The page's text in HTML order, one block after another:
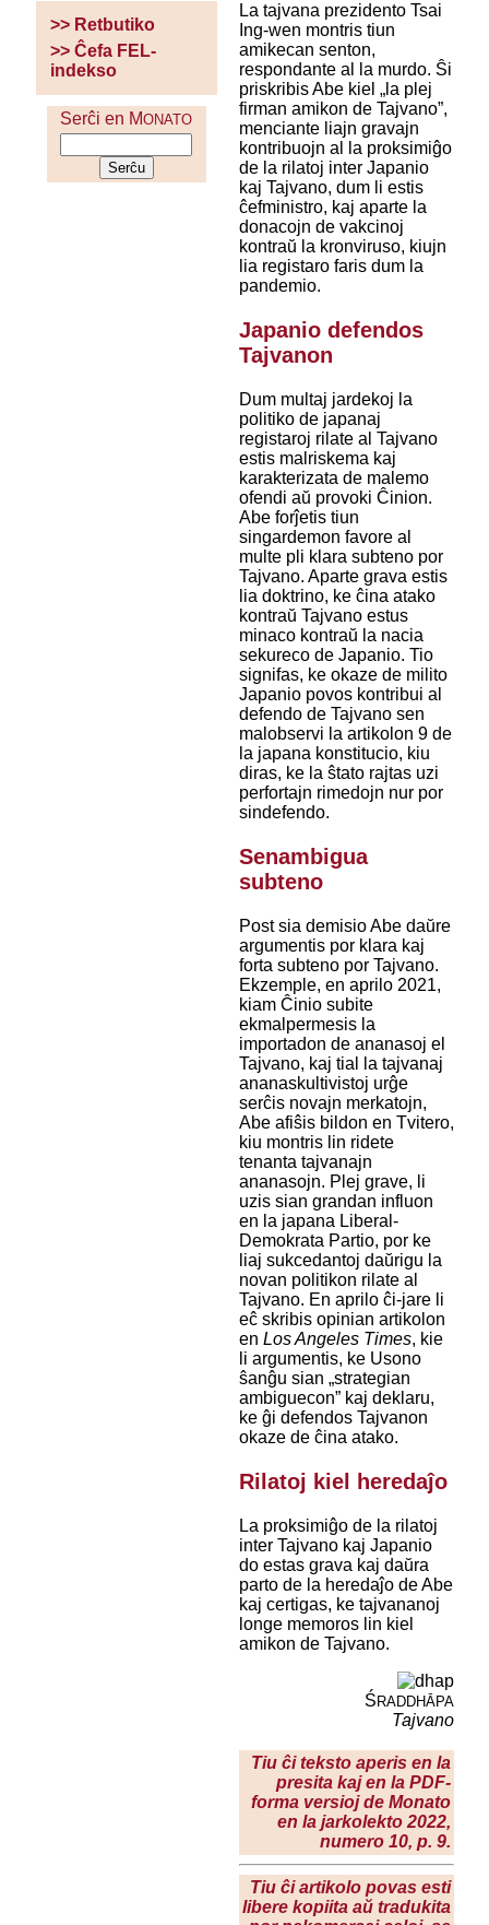
>> Retbutiko
>> Ĉefa FEL-
indekso
Serĉi en MONATO
La tajvana prezidento Tsai
Ing-wen montris tiun
amikecan senton,
respondante al la murdo. Ŝi
priskribis Abe kiel „la plej
firman amikon de Tajvano”,
menciante liajn gravajn
kontribuojn al la proksimiĝo
de la rilatoj inter Japanio
kaj Tajvano, dum li estis
ĉefministro, kaj aparte la
donacojn de vakcinoj
kontraŭ la kronviruso, kiujn
lia registaro faris dum la
pandemio.
Japanio defendos
Tajvanon
Dum multaj jardekoj la
politiko de japanaj
registaroj rilate al Tajvano
estis malriskema kaj
karakterizata de malemo
ofendi aŭ provoki Ĉinion.
Abe forĵetis tiun
singardemon favore al
multe pli klara subteno por
Tajvano. Aparte grava estis
lia doktrino, ke ĉina atako
kontraŭ Tajvano estus
minaco kontraŭ la nacia
sekureco de Japanio. Tio
signifas, ke okaze de milito
Japanio povos kontribui al
defendo de Tajvano sen
malobservi la artikolon 9 de
la japana konstitucio, kiu
diras, ke la ŝtato rajtas uzi
perfortajn rimedojn nur por
sindefendo.
Senambigua
subteno
Post sia demisio Abe daŭre
argumentis por klara kaj
forta subteno por Tajvano.
Ekzemple, en aprilo 2021,
kiam Ĉinio subite
ekmalpermesis la
importadon de ananasoj el
Tajvano, kaj tial la tajvanaj
ananaskultivistoj urĝe
serĉis novajn merkatojn,
Abe afiŝis bildon en Tvitero,
kiu montris lin ridete
tenanta tajvanajn
ananasojn. Plej grave, li
uzis sian grandan influon
en la japana Liberal-
Demokrata Partio, por ke
liaj sukcedantoj daŭrigu la
novan politikon rilate al
Tajvano. En aprilo ĉi-jare li
eĉ skribis opinian artikolon
en Los Angeles Times, kie
li argumentis, ke Usono
ŝanĝu sian „strategian
ambiguecon” kaj deklaru,
ke ĝi defendos Tajvanon
okaze de ĉina atako.
Rilatoj kiel heredaĵo
La proksimiĝo de la rilatoj
inter Tajvano kaj Japanio
do estas grava kaj daŭra
parto de la heredaĵo de Abe
kaj certigas, ke tajvananoj
longe memoros lin kiel
amikon de Tajvano.
Ś RADDHĀPA
Tajvano
Tiu ĉi teksto aperis en la
presita kaj en la PDF-
forma versioj de Monato
en la jarkolekto 2022,
numero 10, p. 9.
Tiu ĉi artikolo povas esti
libere kopiita aŭ tradukita